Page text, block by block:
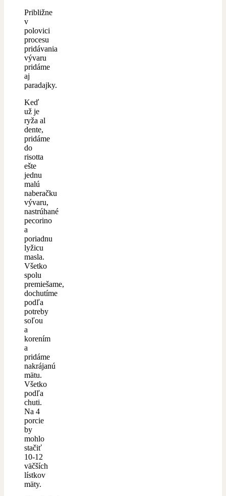
Približne
v
polovici
procesu
pridávania
vývaru
pridáme
aj
paradajky.
Keď
už je
ryža al
dente,
pridáme
do
risotta
ešte
jednu
malú
naberačku
vývaru,
nastrúhané
pecorino
a
poriadnu
lyžicu
masla.
Všetko
spolu
premiešame,
dochutíme
podľa
potreby
soľou
a
korením
a
pridáme
nakrájanú
mätu.
Všetko
podľa
chuti.
Na 4
porcie
by
mohlo
stačiť
10-12
väčších
lístkov
mäty.